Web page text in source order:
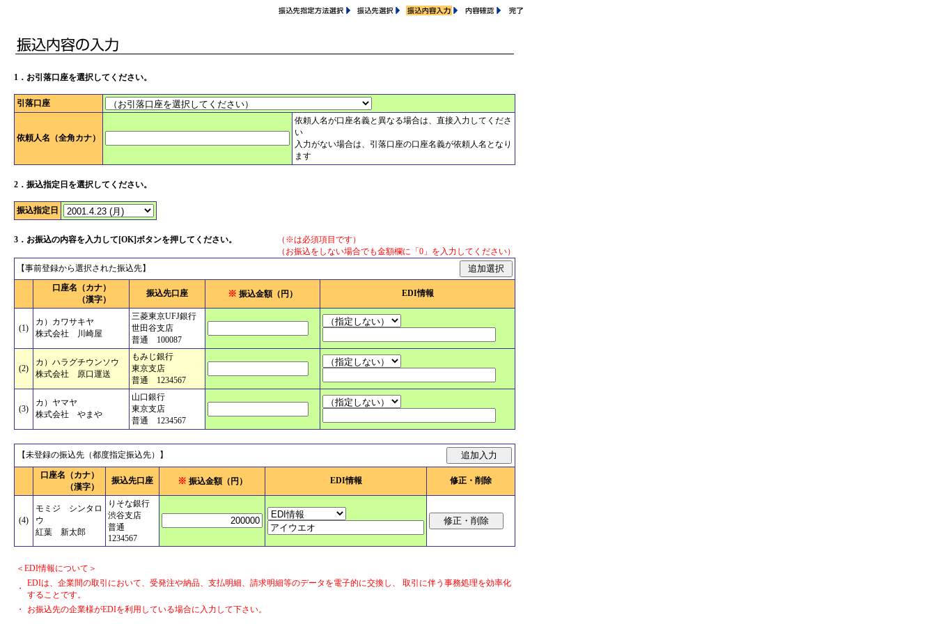
1． お引落口座を選択してください。
引落口座
依頼人名（全角カナ）
依頼人名が口座名義と異なる場合は、直接入力してくださ
い
入力がない場合は、引落口座の口座名義が依頼人名となり
ます
2． 振込指定日を選択してください。
振込指定日
3． お振込の内容を入力して[OK]ボタンを押してください。
（※は必須項目です）
（お振込をしない場合でも金額欄に「0」を入力してください）
【事前登録から選択された振込先】
口座名 （カナ）
（漢字）
振込先口座 ※ 振込金額（円） EDI情報
(1)
カ）カワサキヤ
株式会社 川崎屋
三菱東京UFJ銀行
世田谷支店
普通 100087
(2)
カ）ハラグチウンソウ
株式会社 原口運送
もみじ銀行
東京支店
普通 1234567
(3)
カ）ヤマヤ
株式会社 やまや
山口銀行
東京支店
普通 1234567
【未登録の振込先（都度指定振込先）】
口座名 （カナ）
（漢字）
振込先口座 ※ 振込金額（円） EDI情報 修正・削除
(4)
モミジ シンタロ
ウ
紅葉 新太郎
りそな銀行
渋谷支店
普通
1234567
＜EDI情報について＞
・
EDIは、企業間の取引において、受発注や納品、支払明細、請求明細等のデータを電子的に交換し、 取引に伴う事務処理を効率化
することです。
・
お振込先の企業様がEDIを利用している場合に入力して下さい。